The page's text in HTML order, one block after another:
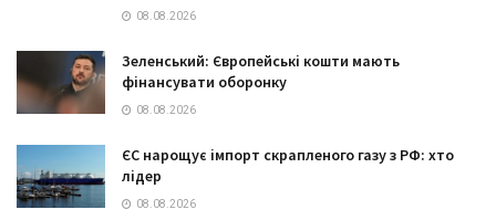
08.08.2026
Зеленський: Європейські кошти мають
фінансувати оборонку
08.08.2026
ЄС нарощує імпорт скрапленого газу з РФ: хто
лідер
08.08.2026